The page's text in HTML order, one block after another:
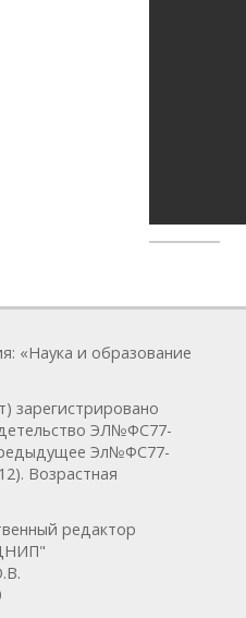
«Наука и образование
зарегистрировано
ЭЛ№ФС77-
Эл№ФC77-
Возрастная
редактор